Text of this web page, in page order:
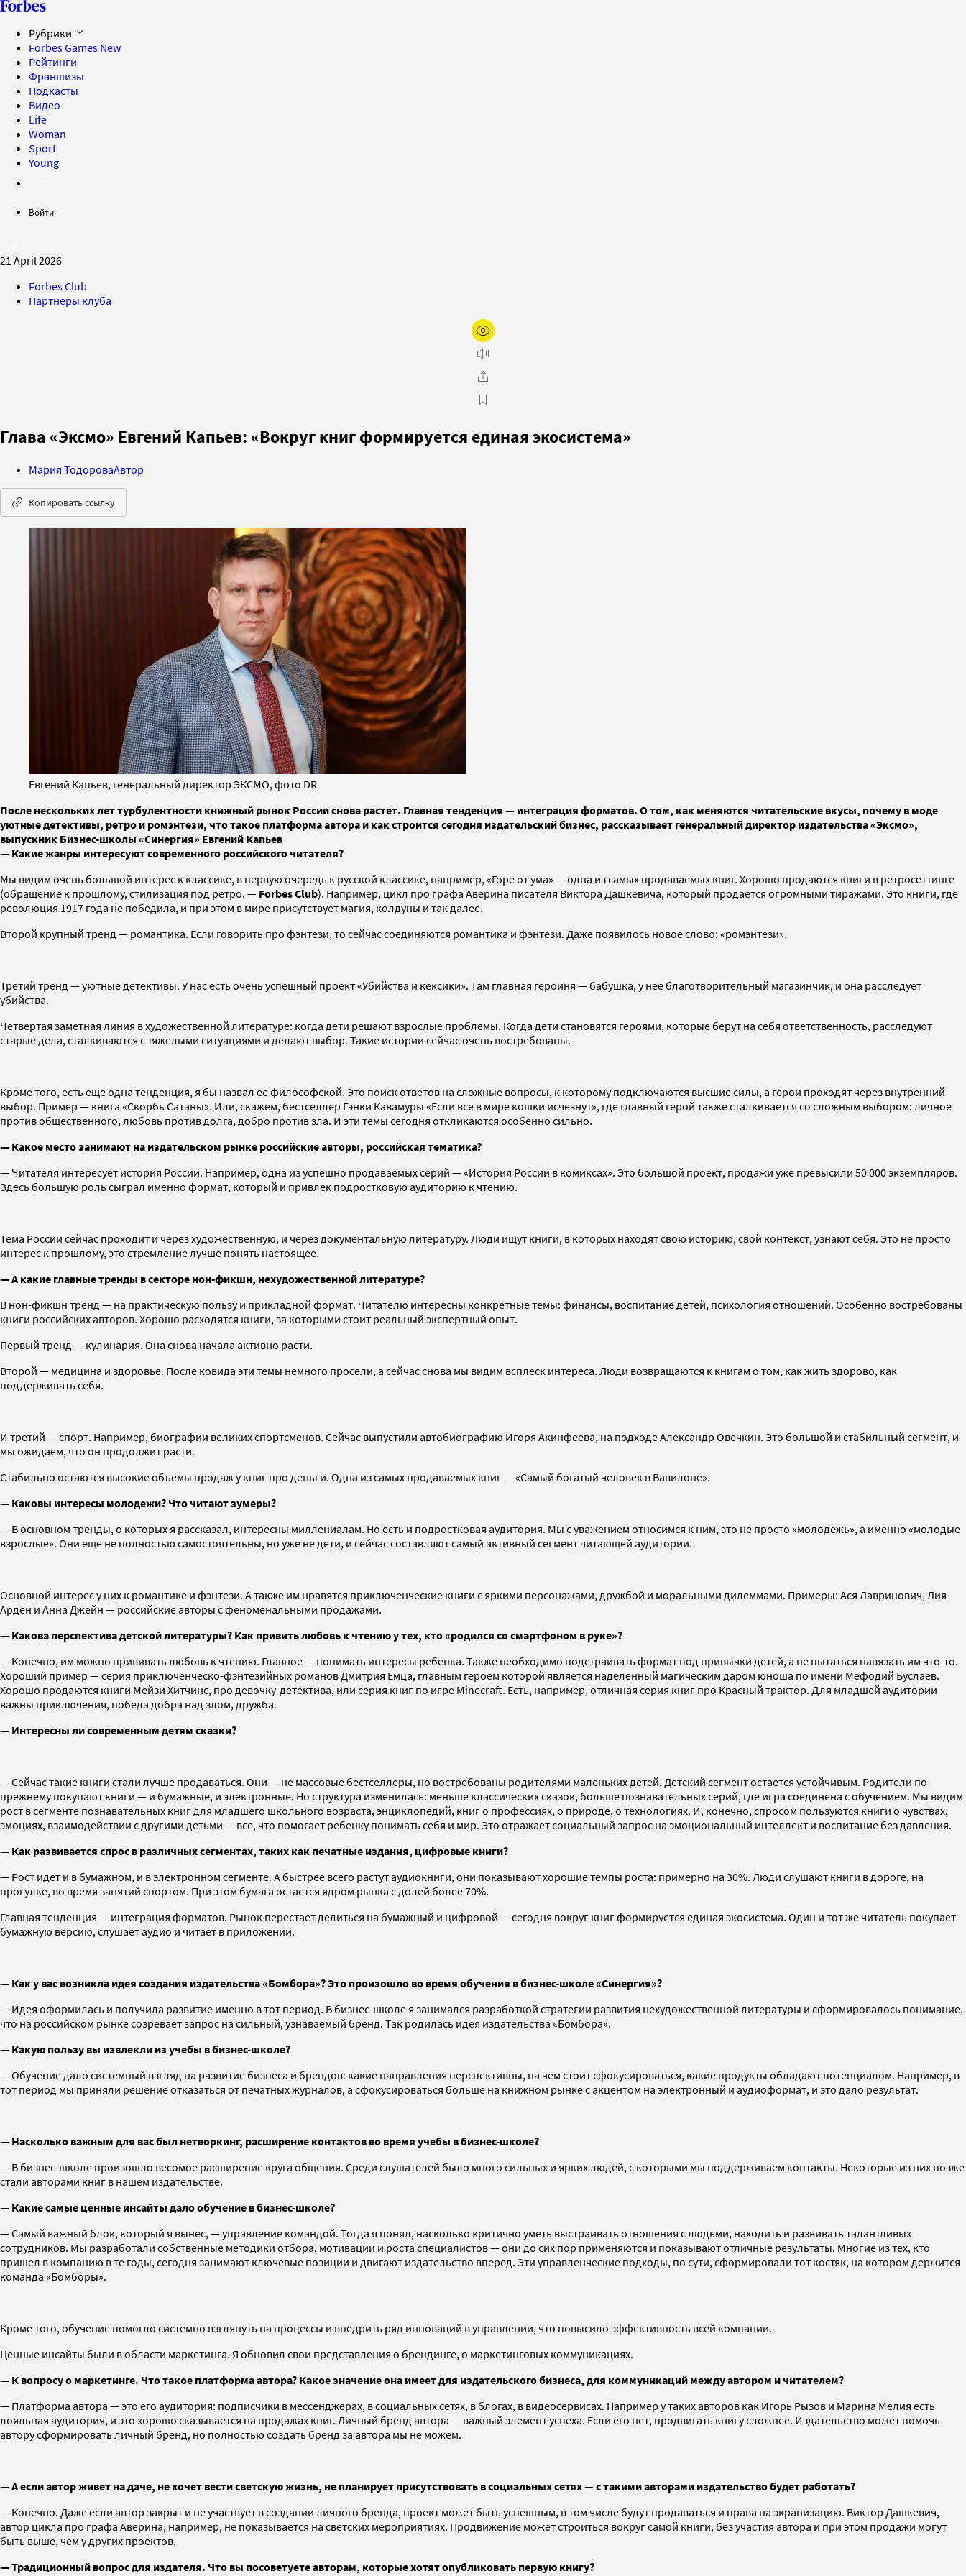
Рубрики
Forbes Games New
Рейтинги
Франшизы
Подкасты
Видео
Life
Woman
Sport
Young
Войти
21 April 2026
Forbes Club
Партнеры клуба
Глава «Эксмо» Евгений Капьев: «Вокруг книг формируется единая экосистема»
Мария ТодороваАвтор
Копировать ссылку
Евгений Капьев, генеральный директор ЭКСМО, фото DR
После нескольких лет турбулентности книжный рынок России снова растет. Главная тенденция — интеграция форматов. О том, как меняются читательские вкусы, почему в моде
уютные детективы, ретро и ромэнтези, что такое платформа автора и как строится сегодня издательский бизнес, рассказывает генеральный директор издательства «Эксмо»,
выпускник Бизнес-школы «Синергия» Евгений Капьев
— Какие жанры интересуют современного российского читателя?
Мы видим очень большой интерес к классике, в первую очередь к русской классике, например, «Горе от ума» — одна из самых продаваемых книг. Хорошо продаются книги в ретросеттинге
(обращение к прошлому, стилизация под ретро. — Forbes Club). Например, цикл про графа Аверина писателя Виктора Дашкевича, который продается огромными тиражами. Это книги, где
революция 1917 года не победила, и при этом в мире присутствует магия, колдуны и так далее.
Второй крупный тренд — романтика. Если говорить про фэнтези, то сейчас соединяются романтика и фэнтези. Даже появилось новое слово: «ромэнтези».
Третий тренд — уютные детективы. У нас есть очень успешный проект «Убийства и кексики». Там главная героиня — бабушка, у нее благотворительный магазинчик, и она расследует
убийства.
Четвертая заметная линия в художественной литературе: когда дети решают взрослые проблемы. Когда дети становятся героями, которые берут на себя ответственность, расследуют
старые дела, сталкиваются с тяжелыми ситуациями и делают выбор. Такие истории сейчас очень востребованы.
Кроме того, есть еще одна тенденция, я бы назвал ее философской. Это поиск ответов на сложные вопросы, к которому подключаются высшие силы, а герои проходят через внутренний
выбор. Пример — книга «Скорбь Сатаны». Или, скажем, бестселлер Гэнки Кавамуры «Если все в мире кошки исчезнут», где главный герой также сталкивается со сложным выбором: личное
против общественного, любовь против долга, добро против зла. И эти темы сегодня откликаются особенно сильно.
— Какое место занимают на издательском рынке российские авторы, российская тематика?
— Читателя интересует история России. Например, одна из успешно продаваемых серий — «История России в комиксах». Это большой проект, продажи уже превысили 50 000 экземпляров.
Здесь большую роль сыграл именно формат, который и привлек подростковую аудиторию к чтению.
Тема России сейчас проходит и через художественную, и через документальную литературу. Люди ищут книги, в которых находят свою историю, свой контекст, узнают себя. Это не просто
интерес к прошлому, это стремление лучше понять настоящее.
— А какие главные тренды в секторе нон-фикшн, нехудожественной литературе?
В нон-фикшн тренд — на практическую пользу и прикладной формат. Читателю интересны конкретные темы: финансы, воспитание детей, психология отношений. Особенно востребованы
книги российских авторов. Хорошо расходятся книги, за которыми стоит реальный экспертный опыт.
Первый тренд — кулинария. Она снова начала активно расти.
Второй — медицина и здоровье. После ковида эти темы немного просели, а сейчас снова мы видим всплеск интереса. Люди возвращаются к книгам о том, как жить здорово, как
поддерживать себя.
И третий — спорт. Например, биографии великих спортсменов. Сейчас выпустили автобиографию Игоря Акинфеева, на подходе Александр Овечкин. Это большой и стабильный сегмент, и
мы ожидаем, что он продолжит расти.
Стабильно остаются высокие объемы продаж у книг про деньги. Одна из самых продаваемых книг — «Самый богатый человек в Вавилоне».
— Каковы интересы молодежи? Что читают зумеры?
— В основном тренды, о которых я рассказал, интересны миллениалам. Но есть и подростковая аудитория. Мы с уважением относимся к ним, это не просто «молодежь», а именно «молодые
взрослые». Они еще не полностью самостоятельны, но уже не дети, и сейчас составляют самый активный сегмент читающей аудитории.
Основной интерес у них к романтике и фэнтези. А также им нравятся приключенческие книги с яркими персонажами, дружбой и моральными дилеммами. Примеры: Ася Лавринович, Лия
Арден и Анна Джейн — российские авторы с феноменальными продажами.
— Какова перспектива детской литературы? Как привить любовь к чтению у тех, кто «родился со смартфоном в руке»?
— Конечно, им можно прививать любовь к чтению. Главное — понимать интересы ребенка. Также необходимо подстраивать формат под привычки детей, а не пытаться навязать им что-то.
Хороший пример — серия приключенческо-фэнтезийных романов Дмитрия Емца, главным героем которой является наделенный магическим даром юноша по имени Мефодий Буслаев.
Хорошо продаются книги Мейзи Хитчинс, про девочку-детектива, или серия книг по игре Minecraft. Есть, например, отличная серия книг про Красный трактор. Для младшей аудитории
важны приключения, победа добра над злом, дружба.
— Интересны ли современным детям сказки?
— Сейчас такие книги стали лучше продаваться. Они — не массовые бестселлеры, но востребованы родителями маленьких детей. Детский сегмент остается устойчивым. Родители по-
прежнему покупают книги — и бумажные, и электронные. Но структура изменилась: меньше классических сказок, больше познавательных серий, где игра соединена с обучением. Мы видим
рост в сегменте познавательных книг для младшего школьного возраста, энциклопедий, книг о профессиях, о природе, о технологиях. И, конечно, спросом пользуются книги о чувствах,
эмоциях, взаимодействии с другими детьми — все, что помогает ребенку понимать себя и мир. Это отражает социальный запрос на эмоциональный интеллект и воспитание без давления.
— Как развивается спрос в различных сегментах, таких как печатные издания, цифровые книги?
— Рост идет и в бумажном, и в электронном сегменте. А быстрее всего растут аудиокниги, они показывают хорошие темпы роста: примерно на 30%. Люди слушают книги в дороге, на
прогулке, во время занятий спортом. При этом бумага остается ядром рынка с долей более 70%.
Главная тенденция — интеграция форматов. Рынок перестает делиться на бумажный и цифровой — сегодня вокруг книг формируется единая экосистема. Один и тот же читатель покупает
бумажную версию, слушает аудио и читает в приложении.
— Как у вас возникла идея создания издательства «Бомбора»? Это произошло во время обучения в бизнес-школе «Синергия»?
— Идея оформилась и получила развитие именно в тот период. В бизнес-школе я занимался разработкой стратегии развития нехудожественной литературы и сформировалось понимание,
что на российском рынке созревает запрос на сильный, узнаваемый бренд. Так родилась идея издательства «Бомбора».
— Какую пользу вы извлекли из учебы в бизнес-школе?
— Обучение дало системный взгляд на развитие бизнеса и брендов: какие направления перспективны, на чем стоит сфокусироваться, какие продукты обладают потенциалом. Например, в
тот период мы приняли решение отказаться от печатных журналов, а сфокусироваться больше на книжном рынке с акцентом на электронный и аудиоформат, и это дало результат.
— Насколько важным для вас был нетворкинг, расширение контактов во время учебы в бизнес-школе?
— В бизнес-школе произошло весомое расширение круга общения. Среди слушателей было много сильных и ярких людей, с которыми мы поддерживаем контакты. Некоторые из них позже
стали авторами книг в нашем издательстве.
— Какие самые ценные инсайты дало обучение в бизнес-школе?
— Самый важный блок, который я вынес, — управление командой. Тогда я понял, насколько критично уметь выстраивать отношения с людьми, находить и развивать талантливых
сотрудников. Мы разработали собственные методики отбора, мотивации и роста специалистов — они до сих пор применяются и показывают отличные результаты. Многие из тех, кто
пришел в компанию в те годы, сегодня занимают ключевые позиции и двигают издательство вперед. Эти управленческие подходы, по сути, сформировали тот костяк, на котором держится
команда «Бомборы».
Кроме того, обучение помогло системно взглянуть на процессы и внедрить ряд инноваций в управлении, что повысило эффективность всей компании.
Ценные инсайты были в области маркетинга. Я обновил свои представления о брендинге, о маркетинговых коммуникациях.
— К вопросу о маркетинге. Что такое платформа автора? Какое значение она имеет для издательского бизнеса, для коммуникаций между автором и читателем?
— Платформа автора — это его аудитория: подписчики в мессенджерах, в социальных сетях, в блогах, в видеосервисах. Например у таких авторов как Игорь Рызов и Марина Мелия есть
лояльная аудитория, и это хорошо сказывается на продажах книг. Личный бренд автора — важный элемент успеха. Если его нет, продвигать книгу сложнее. Издательство может помочь
автору сформировать личный бренд, но полностью создать бренд за автора мы не можем.
— А если автор живет на даче, не хочет вести светскую жизнь, не планирует присутствовать в социальных сетях — с такими авторами издательство будет работать?
— Конечно. Даже если автор закрыт и не участвует в создании личного бренда, проект может быть успешным, в том числе будут продаваться и права на экранизацию. Виктор Дашкевич,
автор цикла про графа Аверина, например, не показывается на светских мероприятиях. Продвижение может строиться вокруг самой книги, без участия автора и при этом продажи могут
быть выше, чем у других проектов.
— Традиционный вопрос для издателя. Что вы посоветуете авторам, которые хотят опубликовать первую книгу?